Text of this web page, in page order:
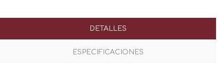
DETALLES
ESPECIFICACIONES